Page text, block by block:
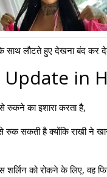
लौटते हुए देखना बंद कर
Update in
रुकने का इशारा करता है,
सकती है क्योंकि राखी ने
शर्लिन को रोकने के लिए,